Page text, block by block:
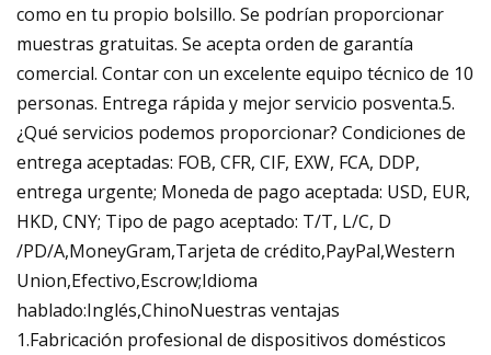
como en tu propio bolsillo. Se podrían proporcionar
muestras gratuitas. Se acepta orden de garantía
comercial. Contar con un excelente equipo técnico de 10
personas. Entrega rápida y mejor servicio posventa.5.
¿Qué servicios podemos proporcionar? Condiciones de
entrega aceptadas: FOB, CFR, CIF, EXW, FCA, DDP,
entrega urgente; Moneda de pago aceptada: USD, EUR,
HKD, CNY; Tipo de pago aceptado: T/T, L/C, D
/PD/A,MoneyGram,Tarjeta de crédito,PayPal,Western
Union,Efectivo,Escrow;Idioma
hablado:Inglés,ChinoNuestras ventajas
1.Fabricación profesional de dispositivos domésticos